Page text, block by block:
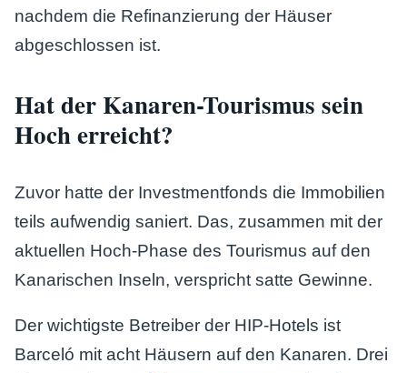
nachdem die Refinanzierung der Häuser
abgeschlossen ist.
Hat der Kanaren-Tourismus sein
Hoch erreicht?
Zuvor hatte der Investmentfonds die Immobilien
teils aufwendig saniert. Das, zusammen mit der
aktuellen Hoch-Phase des Tourismus auf den
Kanarischen Inseln, verspricht satte Gewinne.
Der wichtigste Betreiber der HIP-Hotels ist
Barceló mit acht Häusern auf den Kanaren. Drei